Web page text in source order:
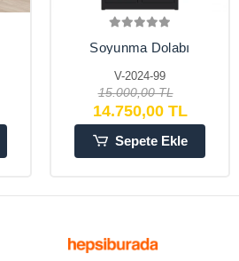
Soyunma Dolabı
Soyunma Dolabı
V-2024-99
15.000,00 TL
14.750,00 TL
Sepete Ekle